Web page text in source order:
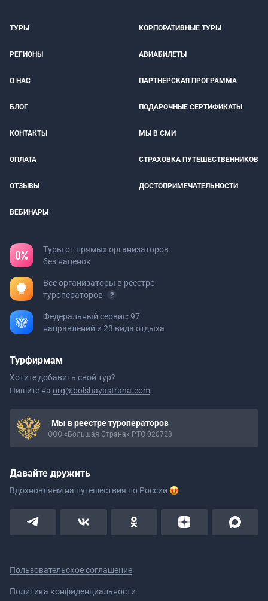
ТУРЫ КОРПОРАТИВНЫЕ ТУРЫ
РЕГИОНЫ АВИАБИЛЕТЫ
О НАС ПАРТНЕРСКАЯ ПРОГРАММА
БЛОГ ПОДАРОЧНЫЕ СЕРТИФИКАТЫ
КОНТАКТЫ МЫ В СМИ
ОПЛАТА СТРАХОВКА ПУТЕШЕСТВЕННИКОВ
ОТЗЫВЫ ДОСТОПРИМЕЧАТЕЛЬНОСТИ
ВЕБИНАРЫ
Туры от прямых организаторов
без наценок
Все организаторы в реестре
туроператоров
Федеральный сервис: 97
направлений и 23 вида отдыха
Турфирмам
Хотите добавить свой тур?
Пишите на org@bolshayastrana.com
Мы в реестре туроператоров
ООО «Большая Страна» РТО 020723
Давайте дружить
Вдохновляем на путешествия по России
Пользовательское соглашение
Политика конфиденциальности